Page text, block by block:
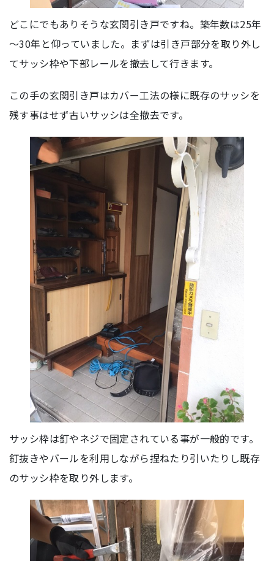
どこにでもありそうな玄関引き戸ですね。築年数は25年
～30年と仰っていました。まずは引き戸部分を取り外し
てサッシ枠や下部レールを撤去して行きます。
この手の玄関引き戸はカバー工法の様に既存のサッシを
残す事はせず古いサッシは全撤去です。
サッシ枠は釘やネジで固定されている事が一般的です。
釘抜きやバールを利用しながら捏ねたり引いたりし既存
のサッシ枠を取り外します。